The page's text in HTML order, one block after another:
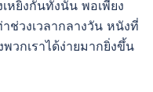
หยิงกันทั้งนั้น พอเพียง
ช่วงเวลากลางวัน หนังที่
วกเราได้ง่ายมากยิ่งขึ้น